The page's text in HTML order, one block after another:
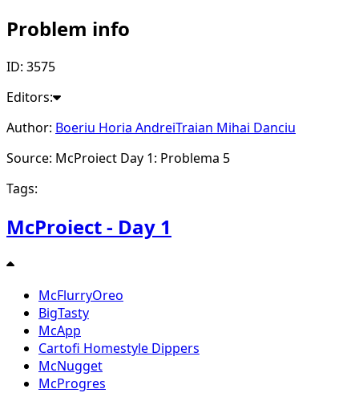
Problem info
ID: 3575
Editors:
Author: Boeriu Horia AndreiTraian Mihai Danciu
Source: McProiect Day 1: Problema 5
Tags:
McProiect - Day 1
McFlurryOreo
BigTasty
McApp
Cartofi Homestyle Dippers
McNugget
McProgres